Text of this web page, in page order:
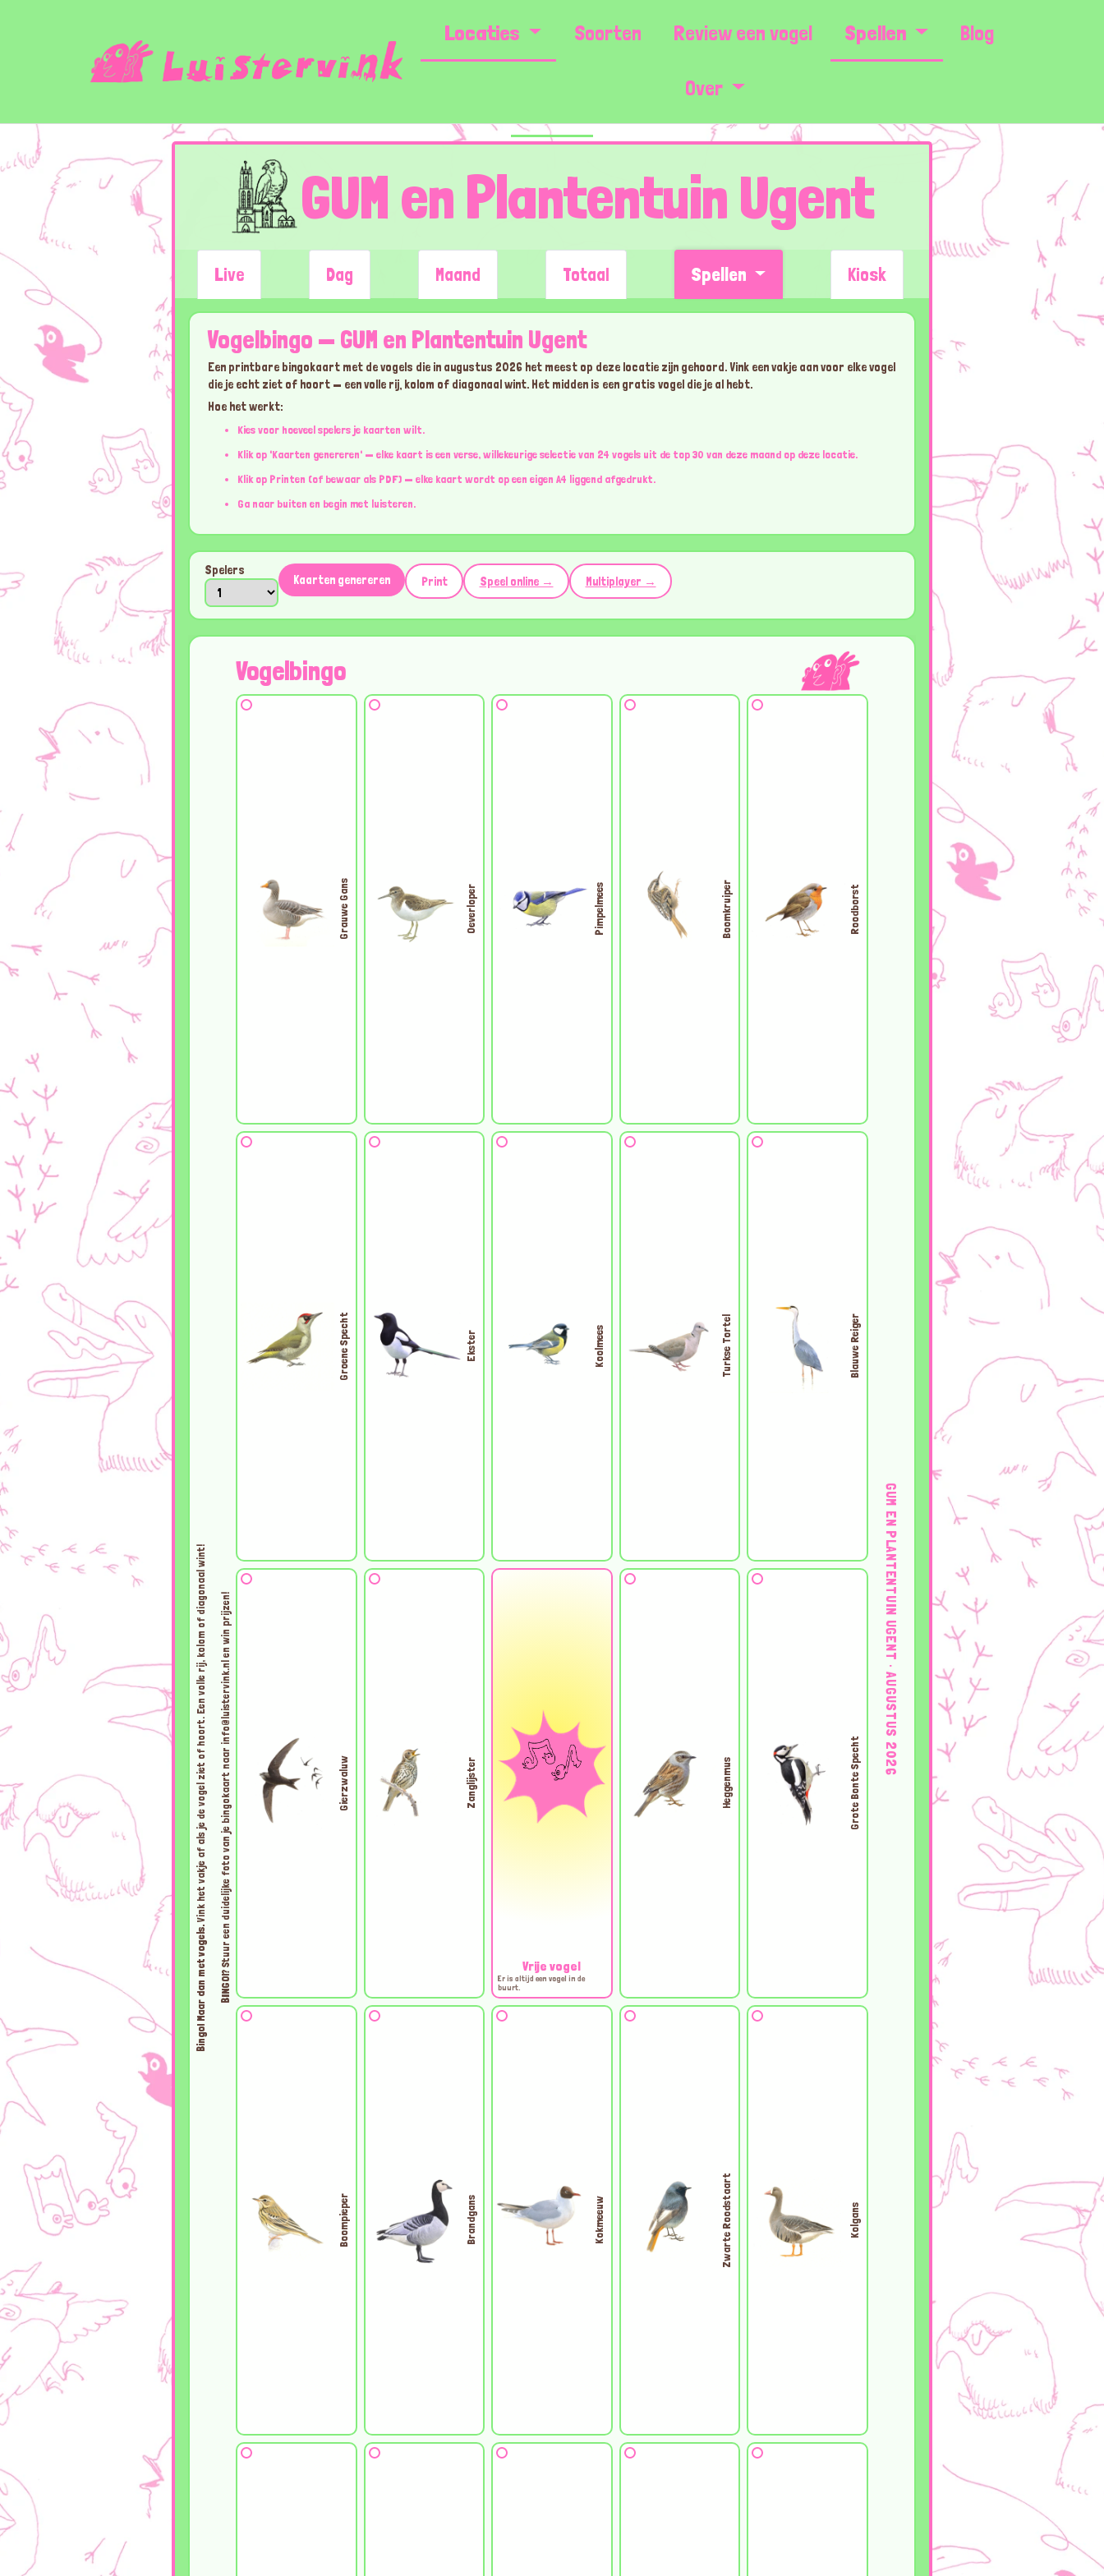
Locaties Soorten Review een vogel Spellen Blog
Over
GUM en Plantentuin Ugent
Live Dag Maand Totaal Spellen Kiosk
Vogelbingo — GUM en Plantentuin Ugent
Een printbare bingokaart met de vogels die in augustus 2026 het meest op deze locatie zijn gehoord. Vink een vakje aan voor elke vogel
die je echt ziet of hoort — een volle rij, kolom of diagonaal wint. Het midden is een gratis vogel die je al hebt.
Hoe het werkt:
Kies voor hoeveel spelers je kaarten wilt.
Klik op 'Kaarten genereren' — elke kaart is een verse, willekeurige selectie van 24 vogels uit de top 30 van deze maand op deze locatie.
Klik op Printen (of bewaar als PDF) — elke kaart wordt op een eigen A4 liggend afgedrukt.
Ga naar buiten en begin met luisteren.
Spelers
Kaarten genereren Print Speel online → Multiplayer →
Vogelbingo
Bingo! Maar dan met vogels.
Vink het vakje af als je de vogel ziet of hoort. Een volle rij, kolom of diagonaal wint!
BINGO!?
Stuur een duidelijke foto van je bingokaart naar
info@luistervink.nl
en win prijzen! GUM EN PLANTENTUIN UGENT · AUGUSTUS 2026
Grauwe Gans Oeverloper Pimpelmees Boomkruiper Roodborst
Groene Specht Ekster Koolmees Turkse Tortel Blauwe Reiger
Gierzwaluw Zanglijster
Vrije vogel
Er is altijd een vogel in de
buurt.
Heggenmus Grote Bonte Specht
Boompieper Brandgans Kokmeeuw Zwarte Roodstaart Kolgans